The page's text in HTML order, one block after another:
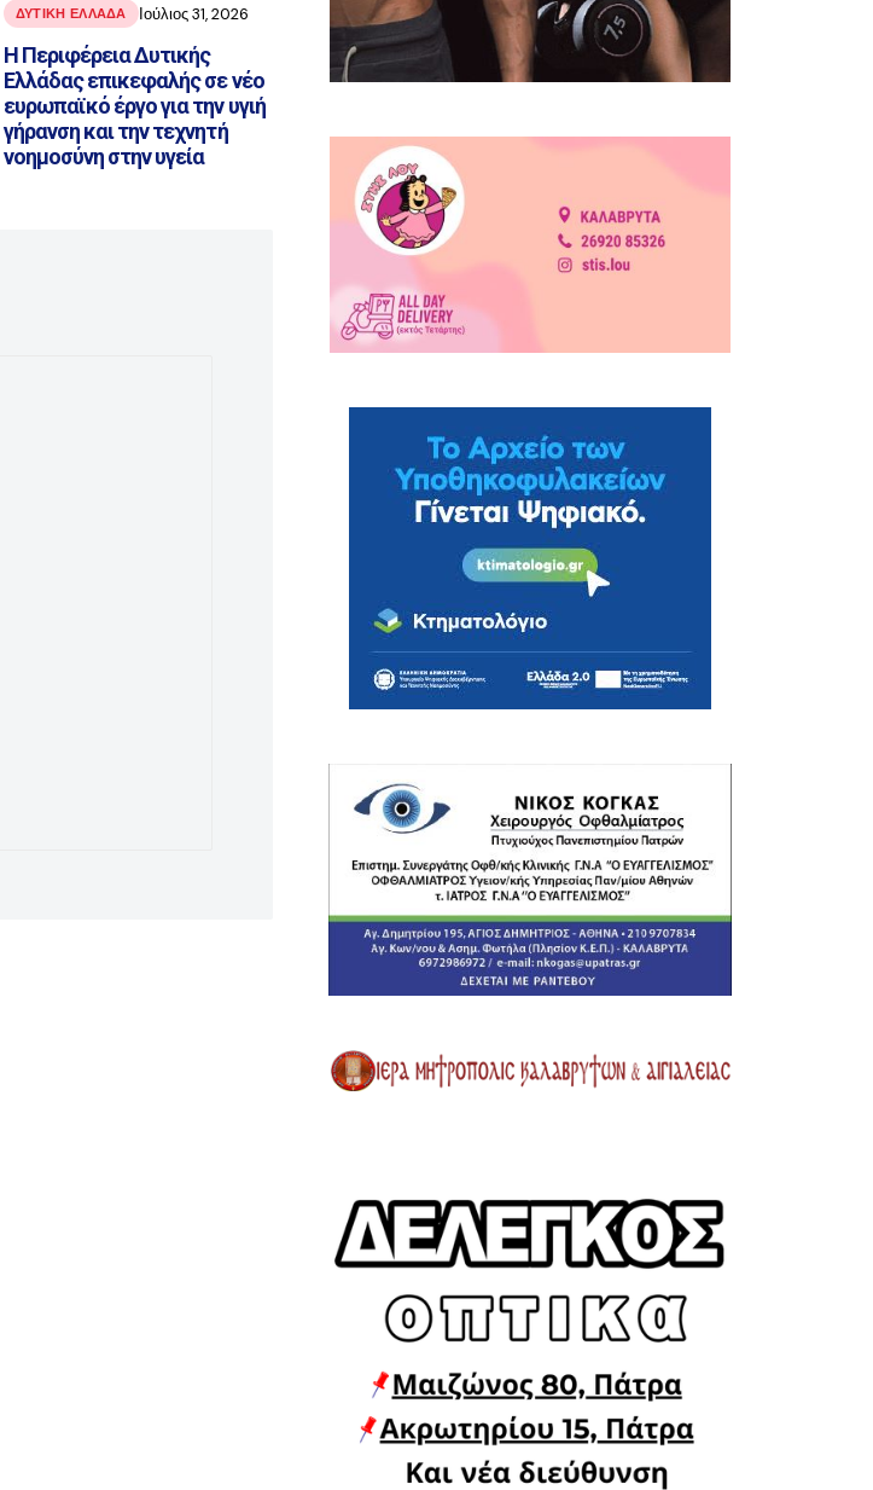
ΔΥΤΙΚΗ ΕΛΛΑΔΑ Ιούλιος 31, 2026
Η Περιφέρεια Δυτικής
Ελλάδας επικεφαλής σε νέο
ευρωπαϊκό έργο για την υγιή
γήρανση και την τεχνητή
νοημοσύνη στην υγεία